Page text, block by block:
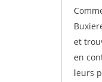
et
en
leurs